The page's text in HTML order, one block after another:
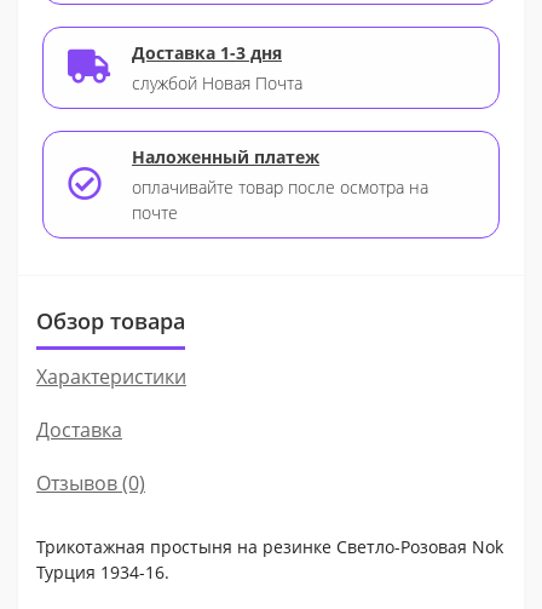
Доставка 1-3 дня
службой Новая Почта
Наложенный платеж
оплачивайте товар после осмотра на
почте
Обзор товара
Характеристики
Доставка
Отзывов (0)
Трикотажная простыня на резинке Светло-Розовая Nok
Турция 1934-16.